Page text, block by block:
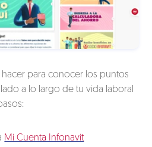
para conocer los puntos
a lo largo de tu vida laboral
Mi Cuenta Infonavit